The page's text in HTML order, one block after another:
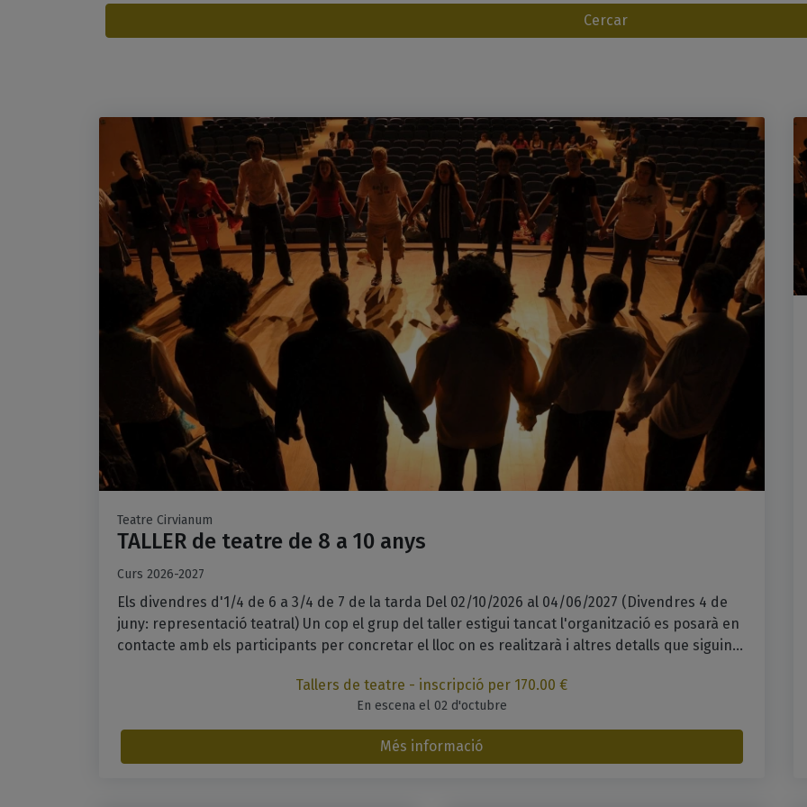
Cercar
Espectacles destacats
Teatre Cirvianum
TALLER de teatre de 8 a 10 anys
Curs 2026-2027
Els divendres d'1/4 de 6 a 3/4 de 7 de la tarda Del 02/10/2026 al 04/06/2027 (Divendres 4 de
juny: representació teatral) Un cop el grup del taller estigui tancat l'organització es posarà en
contacte amb els participants per concretar el lloc on es realitzarà i altres detalls que siguin...
Tallers de teatre - inscripció per 170.00 €
En escena el 02 d'octubre
Més informació